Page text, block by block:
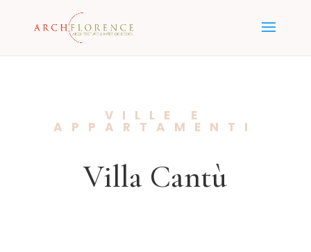
VILLE E
APPARTAMENTI
Villa Cantù